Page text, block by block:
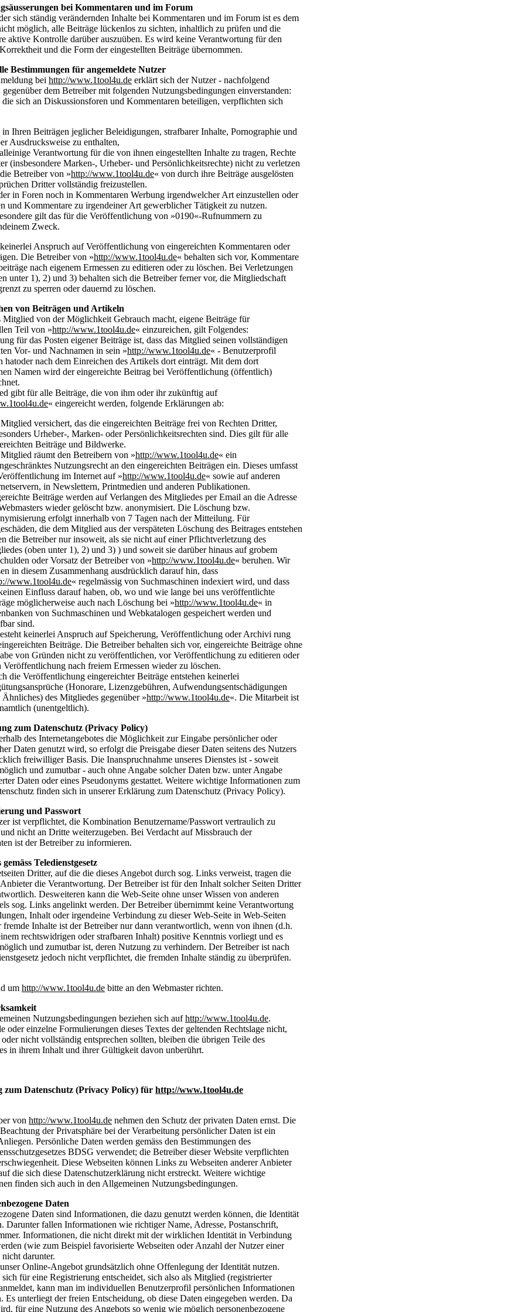
bei Kommentaren und im Forum
sich ständig verändernden Inhalte bei Kommentaren und im Forum ist es dem
möglich, alle Beiträge lückenlos zu sichten, inhaltlich zu prüfen und die
aktive Kontrolle darüber auszuüben. Es wird keine Verantwortung für den
und die Form der eingestellten Beiträge übernommen.
Bestimmungen für angemeldete Nutzer
bei http://www.1tool4u.de erklärt sich der Nutzer - nachfolgend
dem Betreiber mit folgenden Nutzungsbedingungen einverstanden:
sich an Diskussionsforen und Kommentaren beteiligen, verpflichten sich
in Ihren Beiträgen jeglicher Beleidigungen, strafbarer Inhalte, Pornographie und
Ausdrucksweise zu enthalten,
Verantwortung für die von ihnen eingestellten Inhalte zu tragen, Rechte
(insbesondere Marken-, Urheber- und Persönlichkeitsrechte) nicht zu verletzen
Betreiber von »http://www.1tool4u.de« von durch ihre Beiträge ausgelösten
Dritter vollständig freizustellen.
in Foren noch in Kommentaren Werbung irgendwelcher Art einzustellen oder
und Kommentare zu irgendeiner Art gewerblicher Tätigkeit zu nutzen.
gilt das für die Veröffentlichung von »0190«-Rufnummern zu
Zweck.
Anspruch auf Veröffentlichung von eingereichten Kommentaren oder
Die Betreiber von »http://www.1tool4u.de« behalten sich vor, Kommentare
nach eigenem Ermessen zu editieren oder zu löschen. Bei Verletzungen
unter 1), 2) und 3) behalten sich die Betreiber ferner vor, die Mitgliedschaft
zu sperren oder dauernd zu löschen.
von Beiträgen und Artikeln
Mitglied von der Möglichkeit Gebrauch macht, eigene Beiträge für
Teil von »http://www.1tool4u.de« einzureichen, gilt Folgendes:
für das Posten eigener Beiträge ist, dass das Mitglied seinen vollständigen
Vor- und Nachnamen in sein »http://www.1tool4u.de« - Benutzerprofil
hatoder nach dem Einreichen des Artikels dort einträgt. Mit dem dort
Namen wird der eingereichte Beitrag bei Veröffentlichung (öffentlich)
gibt für alle Beiträge, die von ihm oder ihr zukünftig auf
« eingereicht werden, folgende Erklärungen ab:
versichert, das die eingereichten Beiträge frei von Rechten Dritter,
Urheber-, Marken- oder Persönlichkeitsrechten sind. Dies gilt für alle
Beiträge und Bildwerke.
räumt den Betreibern von »http://www.1tool4u.de« ein
Nutzungsrecht an den eingereichten Beiträgen ein. Dieses umfasst
im Internet auf »http://www.1tool4u.de« sowie auf anderen
in Newslettern, Printmedien und anderen Publikationen.
Beiträge werden auf Verlangen des Mitgliedes per Email an die Adresse
wieder gelöscht bzw. anonymisiert. Die Löschung bzw.
erfolgt innerhalb von 7 Tagen nach der Mitteilung. Für
die dem Mitglied aus der verspäteten Löschung des Beitrages entstehen
die Betreiber nur insoweit, als sie nicht auf einer Pflichtverletzung des
(oben unter 1), 2) und 3) ) und soweit sie darüber hinaus auf grobem
oder Vorsatz der Betreiber von »http://www.1tool4u.de« beruhen. Wir
in diesem Zusammenhang ausdrücklich darauf hin, dass
www.1tool4u.de« regelmässig von Suchmaschinen indexiert wird, und dass
Einfluss darauf haben, ob, wo und wie lange bei uns veröffentlichte
möglicherweise auch nach Löschung bei »http://www.1tool4u.de« in
von Suchmaschinen und Webkatalogen gespeichert werden und
sind.
keinerlei Anspruch auf Speicherung, Veröffentlichung oder Archivi rung
Beiträge. Die Betreiber behalten sich vor, eingereichte Beiträge ohne
von Gründen nicht zu veröffentlichen, vor Veröffentlichung zu editieren oder
Veröffentlichung nach freiem Ermessen wieder zu löschen.
die Veröffentlichung eingereichter Beiträge entstehen keinerlei
(Honorare, Lizenzgebühren, Aufwendungsentschädigungen
Ähnliches) des Mitgliedes gegenüber »http://www.1tool4u.de«. Die Mitarbeit ist
(unentgeltlich).
zum Datenschutz (Privacy Policy)
des Internetangebotes die Möglichkeit zur Eingabe persönlicher oder
Daten genutzt wird, so erfolgt die Preisgabe dieser Daten seitens des Nutzers
freiwilliger Basis. Die Inanspruchnahme unseres Dienstes ist - soweit
und zumutbar - auch ohne Angabe solcher Daten bzw. unter Angabe
Daten oder eines Pseudonyms gestattet. Weitere wichtige Informationen zum
finden sich in unserer Erklärung zum Datenschutz (Privacy Policy).
und Passwort
ist verpflichtet, die Kombination Benutzername/Passwort vertraulich zu
nicht an Dritte weiterzugeben. Bei Verdacht auf Missbrauch der
ist der Betreiber zu informieren.
Teledienstgesetz
Dritter, auf die die dieses Angebot durch sog. Links verweist, tragen die
die Verantwortung. Der Betreiber ist für den Inhalt solcher Seiten Dritter
Desweiteren kann die Web-Seite ohne unser Wissen von anderen
sog. Links angelinkt werden. Der Betreiber übernimmt keine Verantwortung
Inhalt oder irgendeine Verbindung zu dieser Web-Seite in Web-Seiten
fremde Inhalte ist der Betreiber nur dann verantwortlich, wenn von ihnen (d.h.
rechtswidrigen oder strafbaren Inhalt) positive Kenntnis vorliegt und es
und zumutbar ist, deren Nutzung zu verhindern. Der Betreiber ist nach
jedoch nicht verpflichtet, die fremden Inhalte ständig zu überprüfen.
um http://www.1tool4u.de bitte an den Webmaster richten.
Nutzungsbedingungen beziehen sich aufhttp://www.1tool4u.de.
oder einzelne Formulierungen dieses Textes der geltenden Rechtslage nicht,
nicht vollständig entsprechen sollten, bleiben die übrigen Teile des
in ihrem Inhalt und ihrer Gültigkeit davon unberührt.
Datenschutz (Privacy Policy) für http://www.1tool4u.de
von http://www.1tool4u.de nehmen den Schutz der privaten Daten ernst. Die
der Privatsphäre bei der Verarbeitung persönlicher Daten ist ein
Persönliche Daten werden gemäss den Bestimmungen des
BDSG verwendet; die Betreiber dieser Website verpflichten
Diese Webseiten können Links zu Webseiten anderer Anbieter
die sich diese Datenschutzerklärung nicht erstreckt. Weitere wichtige
finden sich auch in den Allgemeinen Nutzungsbedingungen.
Daten
Daten sind Informationen, die dazu genutzt werden können, die Identität
Darunter fallen Informationen wie richtiger Name, Adresse, Postanschrift,
Informationen, die nicht direkt mit der wirklichen Identität in Verbindung
(wie zum Beispiel favorisierte Webseiten oder Anzahl der Nutzer einer
darunter.
Online-Angebot grundsätzlich ohne Offenlegung der Identität nutzen.
sich für eine Registrierung entscheidet, sich also als Mitglied (registrierter
kann man im individuellen Benutzerprofil persönlichen Informationen
Es unterliegt der freien Entscheidung, ob diese Daten eingegeben werden. Da
für eine Nutzung des Angebots so wenig wie möglich personenbezogene